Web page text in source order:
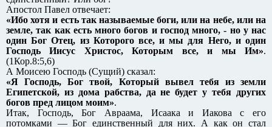
Апостол Павел отвечает:
«Ибо хотя и есть так называемые боги, или на небе, или на
земле, так как есть много богов и господ много, - но у нас
один Бог Отец, из Которого все, и мы для Него, и один
Господь Иисус Христос, Которым все, и мы Им».
(1Кор.8:5,6)
А Моисею Господь (Сущий) сказал:
«Я Господь, Бог твой, Который вывел тебя из земли
Египетской, из дома рабства, да не будет у тебя других
богов пред лицом моим».
Итак, Господь, Бог Авраама, Исаака и Иакова с его
потомками — Бог единственный для них. А как он стал